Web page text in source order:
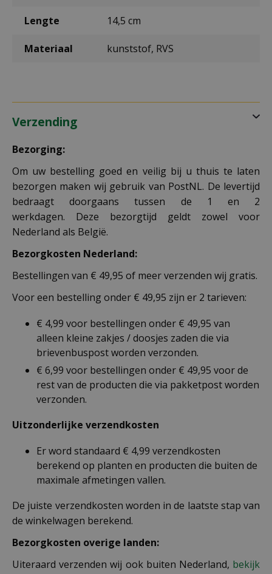
Lengte 14,5 cm
Materiaal kunststof, RVS
Verzending
Bezorging:
Om uw bestelling goed en veilig bij u thuis te laten
bezorgen maken wij gebruik van PostNL. De levertijd
bedraagt doorgaans tussen de 1 en 2
werkdagen. Deze bezorgtijd geldt zowel voor
Nederland als België.
Bezorgkosten Nederland:
Bestellingen van € 49,95 of meer verzenden wij gratis.
Voor een bestelling onder € 49,95 zijn er 2 tarieven:
€ 4,99 voor bestellingen onder € 49,95 van
alleen kleine zakjes / doosjes zaden die via
brievenbuspost worden verzonden.
€ 6,99 voor bestellingen onder € 49,95 voor de
rest van de producten die via pakketpost worden
verzonden.
Uitzonderlijke verzendkosten
Er word standaard € 4,99 verzendkosten
berekend op planten en producten die buiten de
maximale afmetingen vallen.
De juiste verzendkosten worden in de laatste stap van
de winkelwagen berekend.
Bezorgkosten overige landen:
Uiteraard verzenden wij ook buiten Nederland, bekijk